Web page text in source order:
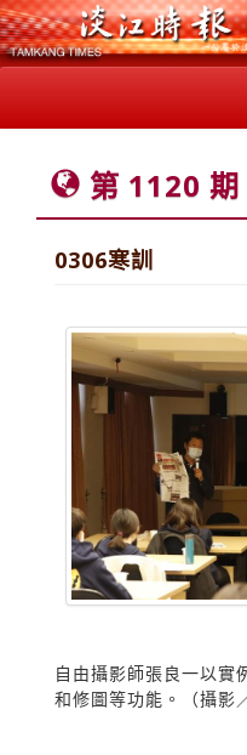
第 1120
0306寒訓
自由攝影師張良一以實
和修圖等功能。（攝影